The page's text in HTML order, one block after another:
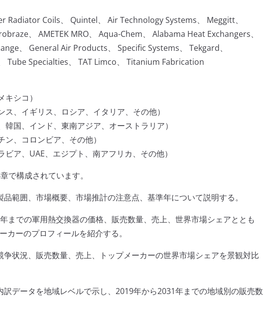
Radiator Coils、 Quintel、 Air Technology Systems、 Meggitt、
、 AMETEK MRO、 Aqua-Chem、 Alabama Heat Exchangers、
、 General Air Products、 Specific Systems、 Tekgard、
Tube Specialties、 TAT Limco、 Titanium Fabrication
シコ）
、イギリス、ロシア、イタリア、その他）
国、インド、東南アジア、オーストラリア）
、コロンビア、その他）
ア、UAE、エジプト、南アフリカ、その他）
で構成されています。
範囲、市場概要、市場推計の注意点、基準年について説明する。
までの軍用熱交換器の価格、販売数量、売上、世界市場シェアととも
カーのプロフィールを紹介する。
状況、販売数量、売上、トップメーカーの世界市場シェアを景観対比
データを地域レベルで示し、2019年から2031年までの地域別の販売数